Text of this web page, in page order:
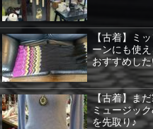
【古着】ミ
ーンにも使
おすすめした
【古着】ま
ミュージッ
を先取り♪